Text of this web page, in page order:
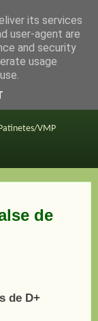
consejos
VMP
de
de D+
its services
user-agent are
and security
usage